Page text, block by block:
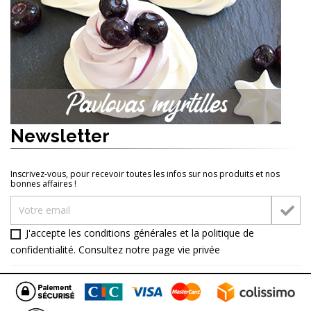
Newsletter
Inscrivez-vous, pour recevoir toutes les infos sur nos produits et nos
bonnes affaires !
J'accepte les conditions générales et la politique de
confidentialité. Consultez notre page vie privée